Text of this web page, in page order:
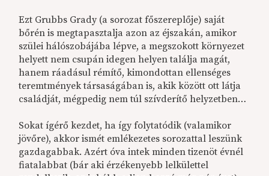
Ezt Grubbs Grady (a sorozat főszereplője) saját
bőrén is megtapasztalja azon az éjszakán, amikor
szülei hálószobájába lépve, a megszokott környezet
helyett nem csupán idegen helyen találja magát,
hanem ráadásul rémítő, kimondottan ellenséges
teremtmények társaságában is, akik között ott látja
családját, mégpedig nem túl szívderítő helyzetben…
Sokat ígérő kezdet, ha így folytatódik (valamikor
jövőre), akkor ismét emlékezetes sorozattal leszünk
gazdagabbak. Azért óva intek minden tizenöt évnél
fiatalabbat (bár aki érzékenyebb lelkülettel